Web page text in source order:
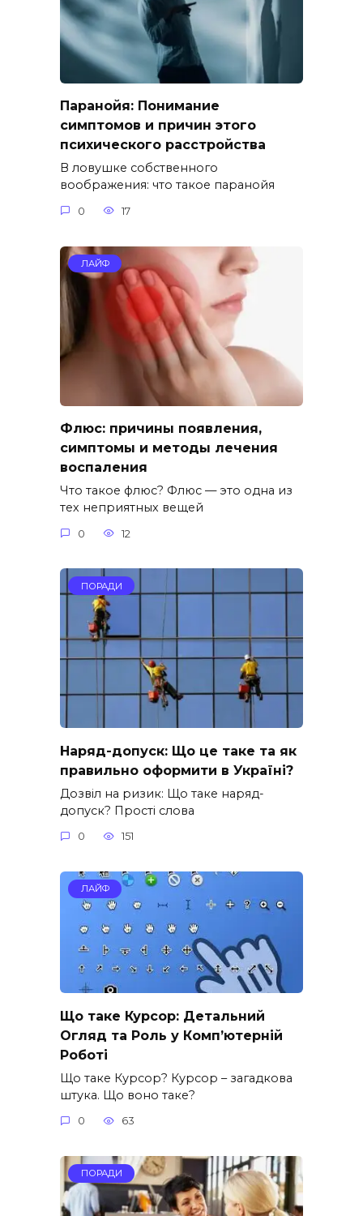
Паранойя: Понимание
симптомов и причин этого
психического расстройства
В ловушке собственного
воображения: что такое паранойя
0 17
ЛАЙФ
Флюс: причины появления,
симптомы и методы лечения
воспаления
Что такое флюс? Флюс — это одна из
тех неприятных вещей
0 12
ПОРАДИ
Наряд-допуск: Що це таке та як
правильно оформити в Україні?
Дозвіл на ризик: Що таке наряд-
допуск? Прості слова
0 151
ЛАЙФ
Що таке Курсор: Детальний
Огляд та Роль у Комп’ютерній
Роботі
Що таке Курсор? Курсор – загадкова
штука. Що воно таке?
0 63
ПОРАДИ